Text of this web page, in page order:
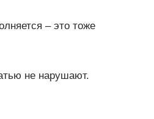
– это тоже
не нарушают.